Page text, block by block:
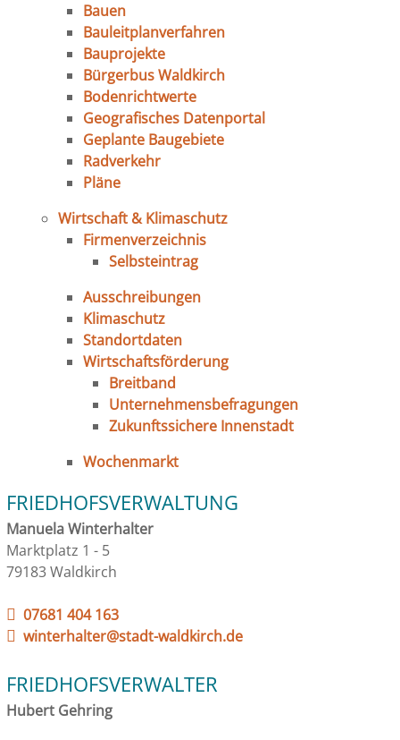
Bauen
Bauleitplanverfahren
Bauprojekte
Bürgerbus Waldkirch
Bodenrichtwerte
Geografisches Datenportal
Geplante Baugebiete
Radverkehr
Pläne
Wirtschaft & Klimaschutz
Firmenverzeichnis
Selbsteintrag
Ausschreibungen
Klimaschutz
Standortdaten
Wirtschaftsförderung
Breitband
Unternehmensbefragungen
Zukunftssichere Innenstadt
Wochenmarkt
FRIEDHOFSVERWALTUNG
Manuela Winterhalter
Marktplatz 1 - 5
79183 Waldkirch
07681 404 163
winterhalter@stadt-waldkirch.de
FRIEDHOFSVERWALTER
Hubert Gehring